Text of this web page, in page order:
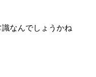
なんでしょうかね